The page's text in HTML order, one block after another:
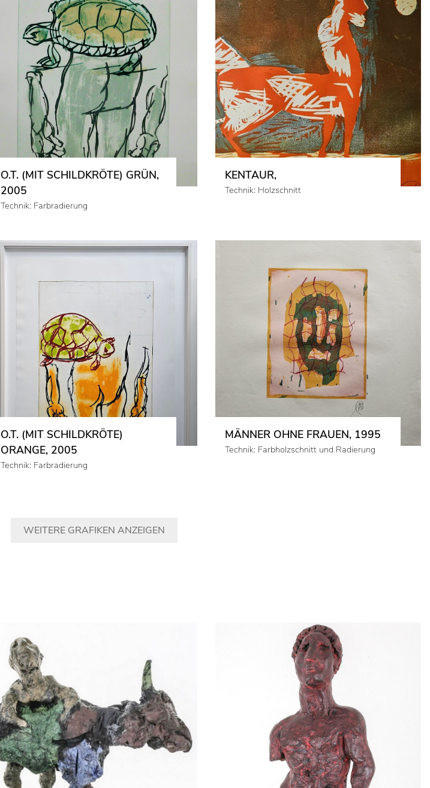
O.T. (MIT SCHILDKRÖTE) GRÜN,
2005
Technik: Farbradierung
KENTAUR,
Technik: Holzschnitt
O.T. (MIT SCHILDKRÖTE)
ORANGE, 2005
Technik: Farbradierung
MÄNNER OHNE FRAUEN, 1995
Technik: Farbholzschnitt und Radierung
WEITERE GRAFIKEN ANZEIGEN